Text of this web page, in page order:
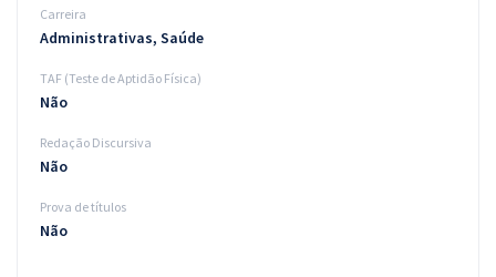
Carreira
Administrativas, Saúde
TAF (Teste de Aptidão Física)
Não
Redação Discursiva
Não
Prova de títulos
Não